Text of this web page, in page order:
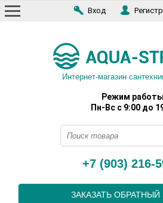
Вход
Интернет-магазин
Режим
Пн-Вс с 9:00 до
+7 (903) 216-
ЗАКАЗАТЬ